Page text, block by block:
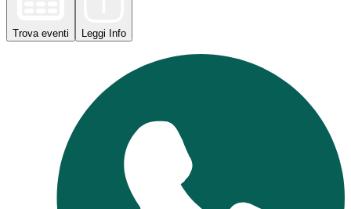
Trova eventi Leggi Info